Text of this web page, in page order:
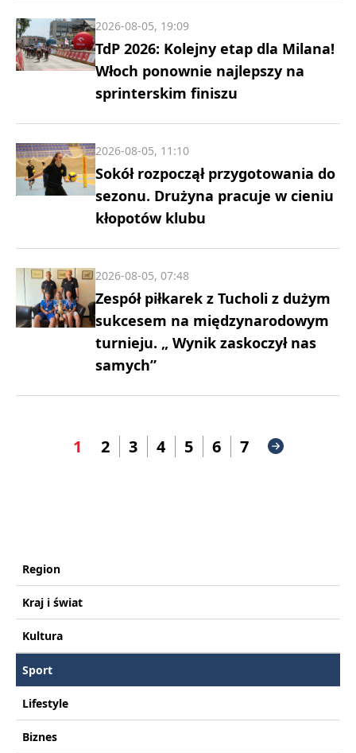
TdP 2026: Kolejny etap dla Milana!
Włoch ponownie najlepszy na
sprinterskim finiszu
2026-08-05, 19:09
Sokół rozpoczął przygotowania do
sezonu. Drużyna pracuje w cieniu
kłopotów klubu
2026-08-05, 11:10
Zespół piłkarek z Tucholi z dużym
sukcesem na międzynarodowym
turnieju. „ Wynik zaskoczył nas
samych”
2026-08-05, 07:48
1 2 3 4 5 6 7
Region
Kraj i świat
Kultura
Sport
Lifestyle
Biznes